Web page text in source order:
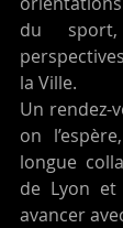
du
la Ville.
Un rendez-
on
longue
de Lyon
avancer